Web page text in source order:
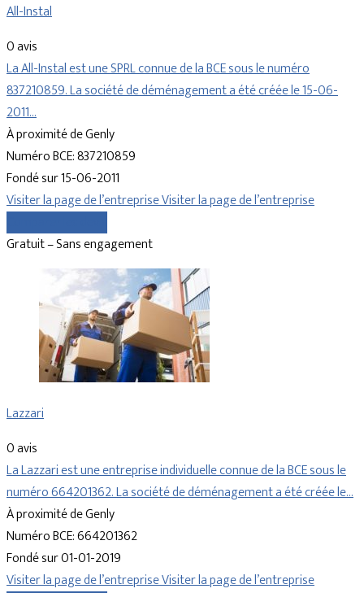
All-Instal
0 avis
La All-Instal est une SPRL connue de la BCE sous le numéro
837210859. La société de déménagement a été créée le 15-06-
2011…
À proximité de Genly
Numéro BCE: 837210859
Fondé sur 15-06-2011
Visiter la page de l’entrepriseVisiter la page de l’entreprise
Gratuit – Sans engagement
Lazzari
0 avis
La Lazzari est une entreprise individuelle connue de la BCE sous le
numéro 664201362. La société de déménagement a été créée le…
À proximité de Genly
Numéro BCE: 664201362
Fondé sur 01-01-2019
Visiter la page de l’entrepriseVisiter la page de l’entreprise